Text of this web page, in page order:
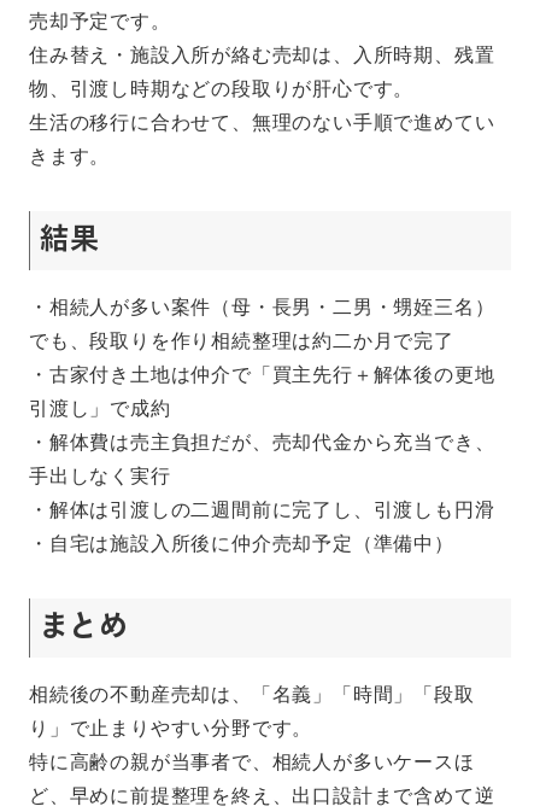
売却予定です。
住み替え・施設入所が絡む売却は、入所時期、残置
物、引渡し時期などの段取りが肝心です。
生活の移行に合わせて、無理のない手順で進めてい
きます。
結果
・相続人が多い案件（母・長男・二男・甥姪三名）
でも、段取りを作り相続整理は約二か月で完了
・古家付き土地は仲介で「買主先行＋解体後の更地
引渡し」で成約
・解体費は売主負担だが、売却代金から充当でき、
手出しなく実行
・解体は引渡しの二週間前に完了し、引渡しも円滑
・自宅は施設入所後に仲介売却予定（準備中）
まとめ
相続後の不動産売却は、「名義」「時間」「段取
り」で止まりやすい分野です。
特に高齢の親が当事者で、相続人が多いケースほ
ど、早めに前提整理を終え、出口設計まで含めて逆